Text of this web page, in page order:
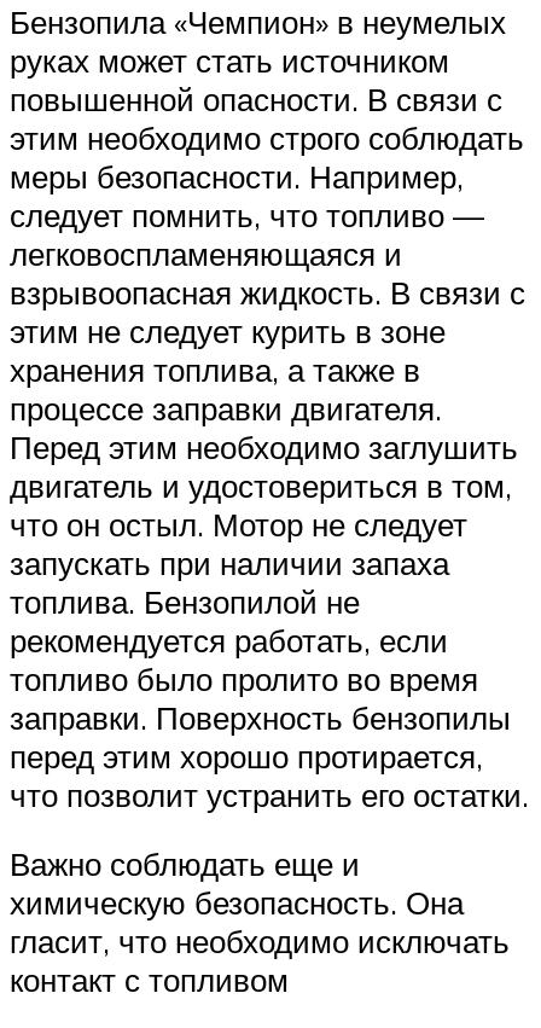
Бензопила «Чемпион» в неумелых
руках может стать источником
повышенной опасности. В связи с
этим необходимо строго соблюдать
меры безопасности. Например,
следует помнить, что топливо —
легковоспламеняющаяся и
взрывоопасная жидкость. В связи с
этим не следует курить в зоне
хранения топлива, а также в
процессе заправки двигателя.
Перед этим необходимо заглушить
двигатель и удостовериться в том,
что он остыл. Мотор не следует
запускать при наличии запаха
топлива. Бензопилой не
рекомендуется работать, если
топливо было пролито во время
заправки. Поверхность бензопилы
перед этим хорошо протирается,
что позволит устранить его остатки.
Важно соблюдать еще и
химическую безопасность. Она
гласит, что необходимо исключать
контакт с топливом